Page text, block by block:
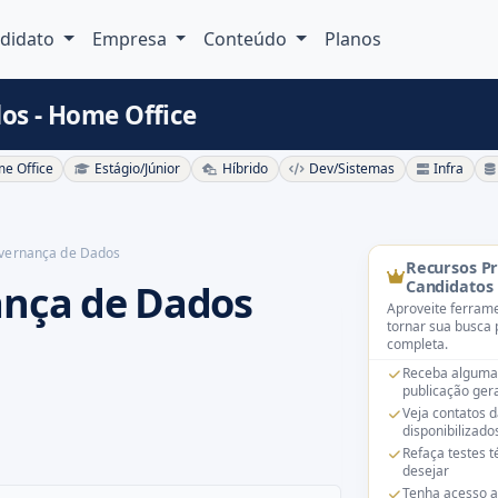
Empresa Conteúdo Planos
- Home Office
Office Estágio/Júnior Híbrido Dev/Sistemas Infra
de Dados
de Dados
Recursos
Candidatos
Aproveite
tornar sua busca
completa.
Receba
publicação
Veja contatos
Refaça testes
desejar
Tenha acesso